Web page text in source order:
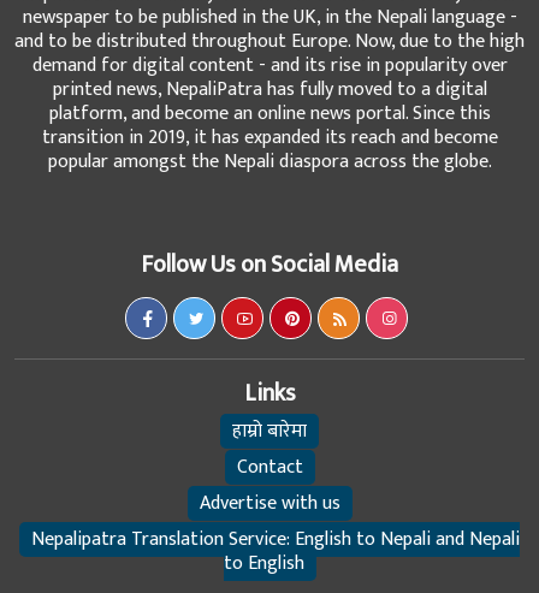
newspaper to be published in the UK, in the Nepali language -
and to be distributed throughout Europe. Now, due to the high
demand for digital content - and its rise in popularity over
printed news, NepaliPatra has fully moved to a digital
platform, and become an online news portal. Since this
transition in 2019, it has expanded its reach and become
popular amongst the Nepali diaspora across the globe.
Follow Us on Social Media
Links
हाम्रो बारेमा
Contact
Advertise with us
Nepalipatra Translation Service: English to Nepali and Nepali
to English